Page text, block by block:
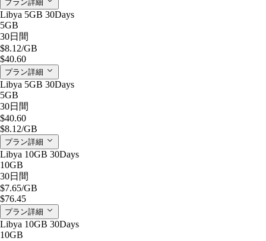
プラン詳細
Libya 5GB 30Days
5GB
30日間
$8.12/GB
$40.60
プラン詳細
Libya 5GB 30Days
5GB
30日間
$40.60
$8.12/GB
プラン詳細
Libya 10GB 30Days
10GB
30日間
$7.65/GB
$76.45
プラン詳細
Libya 10GB 30Days
10GB